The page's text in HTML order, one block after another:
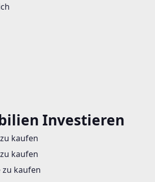
Investieren
kaufen
kaufen
kaufen